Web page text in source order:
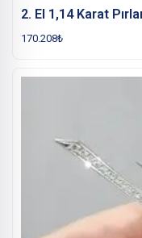
2. El 1,14 Karat
170.208₺